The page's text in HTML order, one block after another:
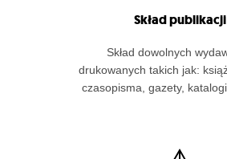
Skład publikacji
Skład dowolnych
drukowanych takich jak:
czasopisma, gazety,